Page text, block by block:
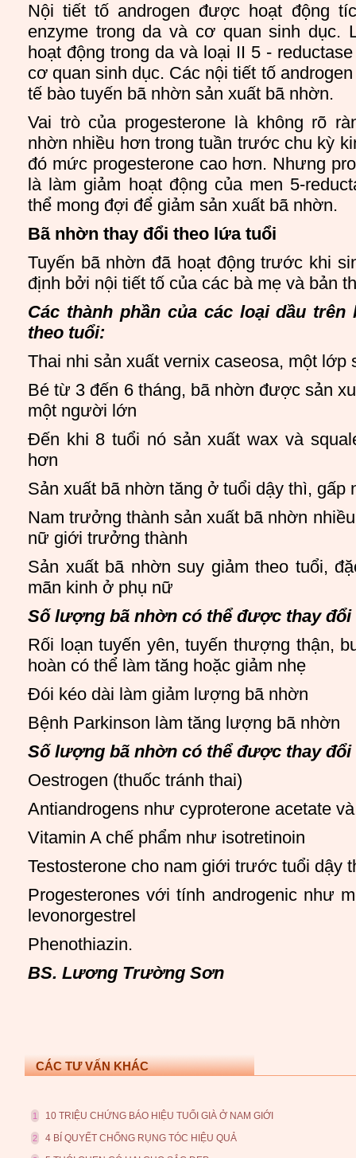
Nội tiết tố androgen được hoạt động
enzyme trong da và cơ quan sinh dục.
hoạt động trong da và loại II 5 -
cơ quan sinh dục. Các nội tiết tố
tế bào tuyến bã nhờn sản xuất bã nhờn.
Vai trò của progesterone là không rõ
nhờn nhiều hơn trong tuần trước chu kỳ
đó mức progesterone cao hơn. Nhưng
là làm giảm hoạt động của men 5-
thể mong đợi để giảm sản xuất bã nhờn.
Bã nhờn thay đổi theo lứa tuổi
Tuyến bã nhờn đã hoạt động trước khi
định bởi nội tiết tố của các bà mẹ và bản
Các thành phần của các loại dầu trên
theo tuổi:
Thai nhi sản xuất vernix caseosa, một lớp
Bé từ 3 đến 6 tháng, bã nhờn được sản
một người lớn
Đến khi 8 tuổi nó sản xuất wax và
hơn
Sản xuất bã nhờn tăng ở tuổi dậy thì, gấp
Nam trưởng thành sản xuất bã nhờn
nữ giới trưởng thành
Sản xuất bã nhờn suy giảm theo tuổi,
mãn kinh ở phụ nữ
Số lượng bã nhờn có thể được thay
Rối loạn tuyến yên, tuyến thượng thận,
hoàn có thể làm tăng hoặc giảm nhẹ
Đói kéo dài làm giảm lượng bã nhờn
Bệnh Parkinson làm tăng lượng bã nhờn
Số lượng bã nhờn có thể được thay
Oestrogen (thuốc tránh thai)
Antiandrogens như cyproterone acetate
Vitamin A chế phẩm như isotretinoin
Testosterone cho nam giới trước tuổi dậy
Progesterones với tính androgenic như
levonorgestrel
Phenothiazin.
BS. Lương Trường Sơn
CÁC TƯ VẤN KHÁC
1 10 TRIỆU CHỨNG BÁO HIỆU TUỔI GIÀ Ở NAM GIỚI
2 4 BÍ QUYẾT CHỐNG RỤNG TÓC HIỆU QUẢ